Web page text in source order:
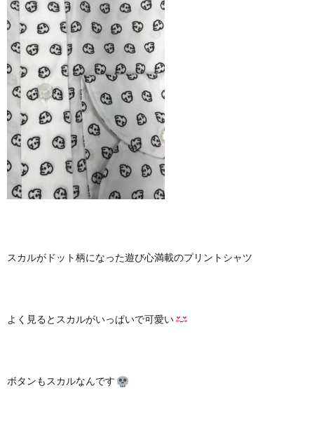
スカルがドット柄になった遊び心満載のプリントシャツ
よく見るとスカルがいっぱいで可愛い
ボタンもスカルなんです